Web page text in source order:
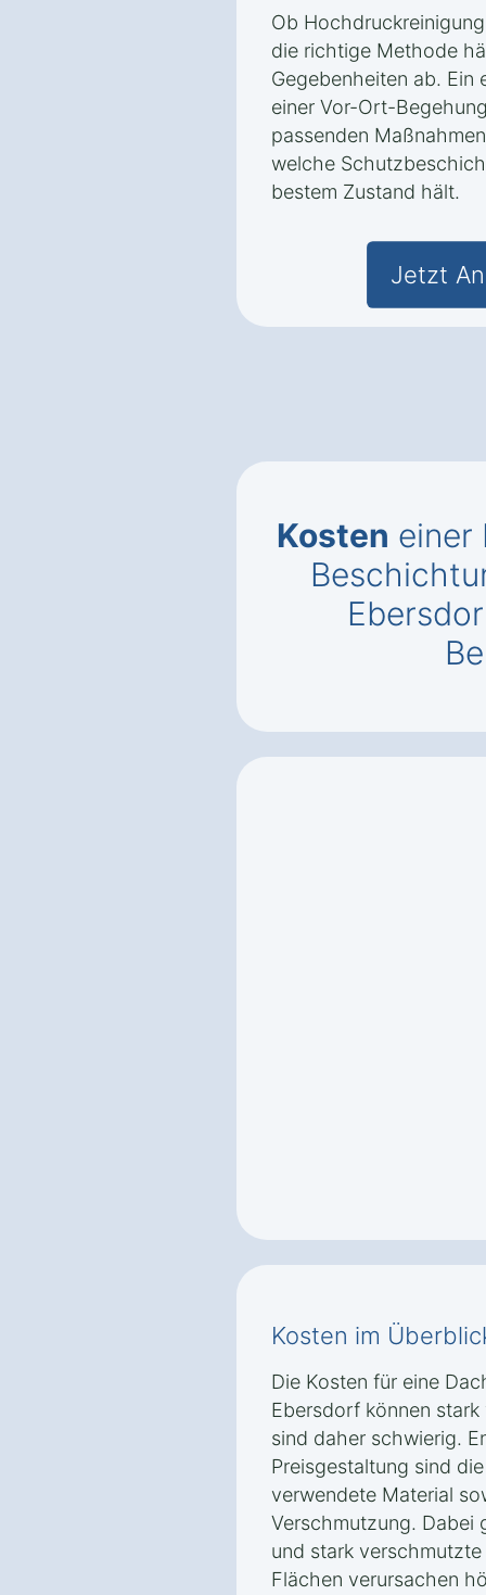
Ob
die richtige Methode
Gegebenheiten ab. Ein
einer Vor-Ort-
passenden
welche
bestem Zustand hält.
Jetzt
Kosten einer
Kosten im
Die Kosten für eine
Ebersdorf können
sind daher schwierig.
Preisgestaltung sind
verwendete Material
Verschmutzung. Dabei
und stark
Flächen verursachen